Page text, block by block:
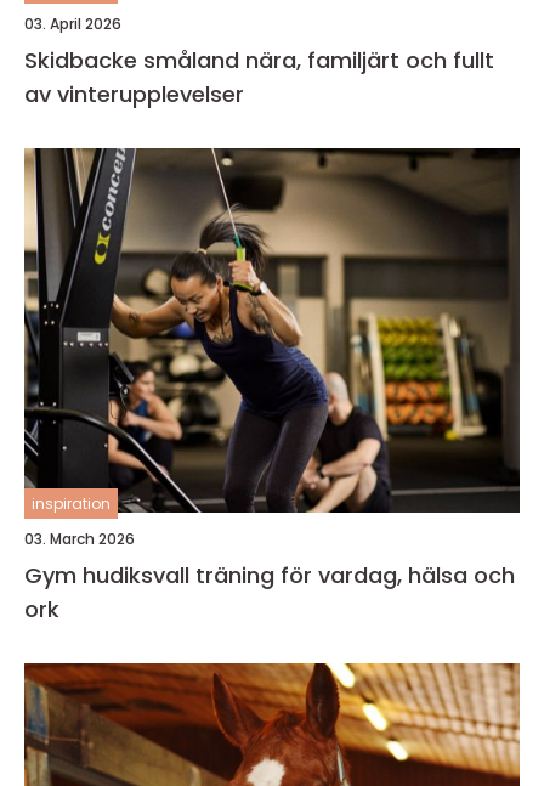
03. April 2026
Skidbacke småland nära, familjärt och fullt
av vinterupplevelser
inspiration
03. March 2026
Gym hudiksvall träning för vardag, hälsa och
ork